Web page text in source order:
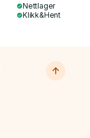
Nettlager
Klikk&Hent